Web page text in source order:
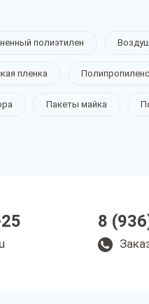
полиэтилен
пленка
Пакеты майка
8